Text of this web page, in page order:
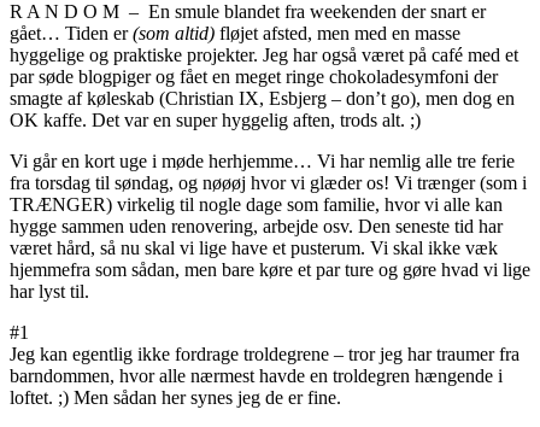
R A N D O M – En smule blandet fra weekenden der snart er
gået… Tiden er(som altid) fløjet afsted, men med en masse
hyggelige og praktiske projekter. Jeg har også været på café med et
par søde blogpiger og fået en meget ringe chokoladesymfoni der
smagte af køleskab (Christian IX, Esbjerg – don’t go), men dog en
OK kaffe. Det var en super hyggelig aften, trods alt. ;)
Vi går en kort uge i møde herhjemme… Vi har nemlig alle tre ferie
fra torsdag til søndag, og nøøøj hvor vi glæder os! Vi trænger (som i
TRÆNGER) virkelig til nogle dage som familie, hvor vi alle kan
hygge sammen uden renovering, arbejde osv. Den seneste tid har
været hård, så nu skal vi lige have et pusterum. Vi skal ikke væk
hjemmefra som sådan, men bare køre et par ture og gøre hvad vi lige
har lyst til.
#1
Jeg kan egentlig ikke fordrage troldegrene – tror jeg har traumer fra
barndommen, hvor alle nærmest havde en troldegren hængende i
loftet. ;) Men sådan her synes jeg de er fine.